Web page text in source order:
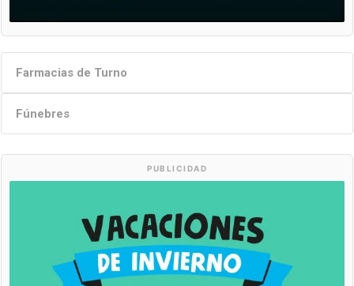
Farmacias de Turno
Fúnebres
PUBLICIDAD